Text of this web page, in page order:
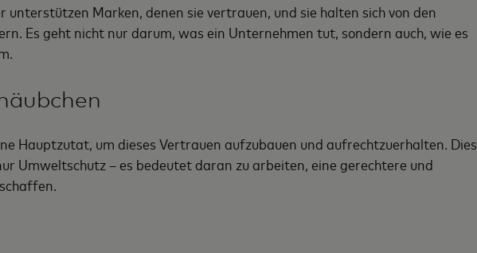
unterstützen Marken, denen sie vertrauen, und sie halten sich von den
Es geht nicht nur darum, was ein Unternehmen tut, sondern auch, wie es
Hauptzutat, um dieses Vertrauen aufzubauen und aufrechtzuerhalten. Dies
Umweltschutz – es bedeutet daran zu arbeiten, eine gerechtere und